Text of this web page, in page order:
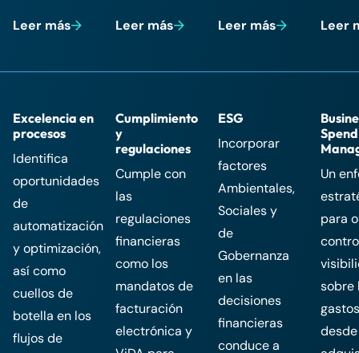
Leer más Leer más Leer más Leer
Excelencia en
procesos
Identifica
oportunidades
de
automatización
y optimización,
así como
cuellos de
botella en los
flujos de
Cumplimiento
y
regulaciones
Cumple con
las
regulaciones
financieras
como los
mandatos de
facturación
electrónica y
ESG
Incorporar
factores
Ambientales,
Sociales y
de
Gobernanza
en las
decisiones
financieras
conduce a
Spend
Un
para
sobre